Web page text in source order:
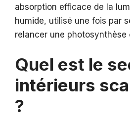
absorption efficace de la
humide, utilisé une fois par
relancer une photosynthèse
Quel est le
intérieurs
?